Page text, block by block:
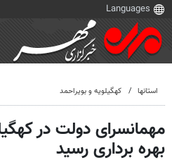
استانها کهگیلویه و بویراحمد
مهمانسرای دولت در
بهره برداری رسید